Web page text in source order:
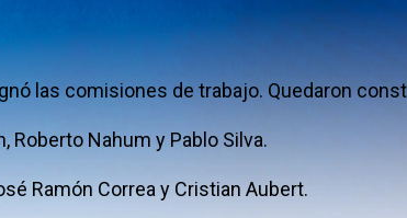
las comisiones de trabajo. Quedaron
Roberto Nahum y Pablo Silva.
Ramón Correa y Cristian Aubert.